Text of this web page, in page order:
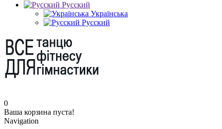
Русский
Українська
Русский
0
Ваша корзина пуста!
Navigation